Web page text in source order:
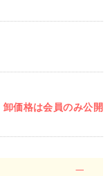
卸価格は会員のみ公開